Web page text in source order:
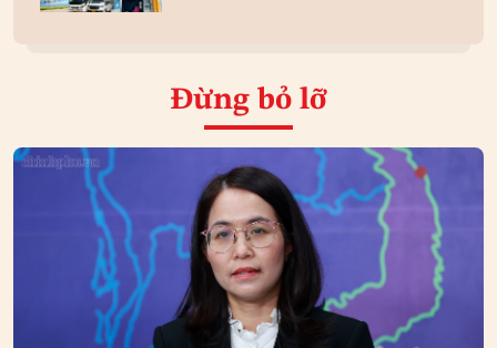
Đừng bỏ lỡ